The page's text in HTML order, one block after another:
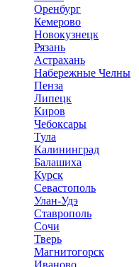
Оренбург
Кемерово
Новокузнецк
Рязань
Астрахань
Набережные Челны
Пенза
Липецк
Киров
Чебоксары
Тула
Калининград
Балашиха
Курск
Севастополь
Улан-Удэ
Ставрополь
Сочи
Тверь
Магнитогорск
Иваново